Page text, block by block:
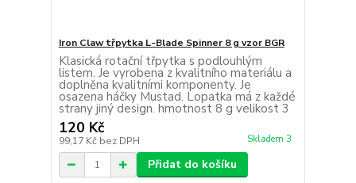
Iron Claw třpytka L-Blade Spinner 8 g vzor BGR
Klasická rotační třpytka s podlouhlým
listem. Je vyrobena z kvalitního materiálu a
doplněna kvalitními komponenty. Je
osazena háčky Mustad. Lopatka má z každé
strany jiný design. hmotnost 8 g velikost 3
120 Kč
99,17 Kč bez DPH Skladem 3
Přidat do košíku